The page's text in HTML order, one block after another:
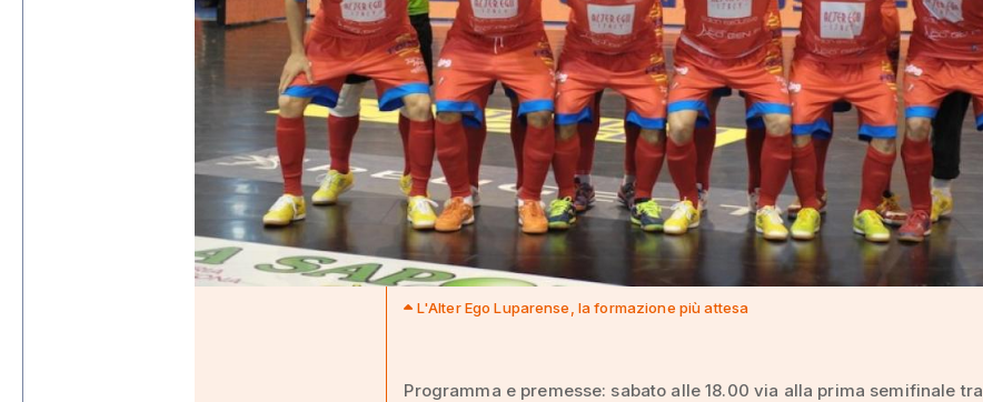
L'Alter Ego Luparense, la formazione più attesa
Programma e premesse: sabato alle 18.00 via alla prima semifinale tra